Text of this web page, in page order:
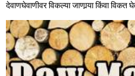
देवाणघेवाणीवर विकल्या जाणार्‍या किंवा